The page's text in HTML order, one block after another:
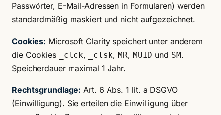
Passwörter, E-Mail-Adressen in Formularen) werden
standardmäßig maskiert und nicht aufgezeichnet.
Cookies: Microsoft Clarity speichert unter anderem
die Cookies
_clck, _clsk, MR, MUID und SM.
Speicherdauer maximal 1 Jahr.
Rechtsgrundlage: Art. 6 Abs. 1 lit. a DSGVO
(Einwilligung). Sie erteilen die Einwilligung über